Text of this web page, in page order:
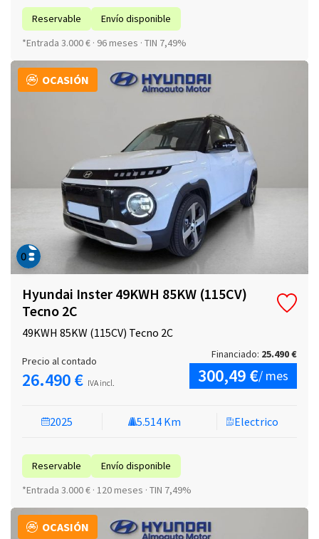
Reservable
Envío disponible
*Entrada 3.000 € · 96 meses · TIN 7,49%
OCASIÓN
Hyundai Inster 49KWH 85KW (115CV)
Tecno 2C
49KWH 85KW (115CV) Tecno 2C
2025 5.514 Km Electrico
Reservable
Envío disponible
*Entrada 3.000 € · 120 meses · TIN 7,49%
Precio al contado
26.490 € IVA incl.
Financiado: 25.490 €
300,49 €/ mes
OCASIÓN